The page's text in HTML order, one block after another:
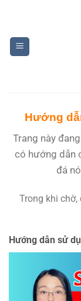
nội
dung
Hướng
Trang này
có hướng dẫn
đá
Trong khi
Hướng dẫn sử